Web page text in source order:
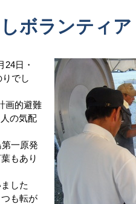
ボランティア
日・
でし
画的避難
の気配
一原発
もあり
した
も転が